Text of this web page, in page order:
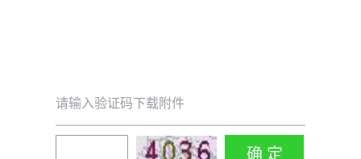
请输入验证码下载附件